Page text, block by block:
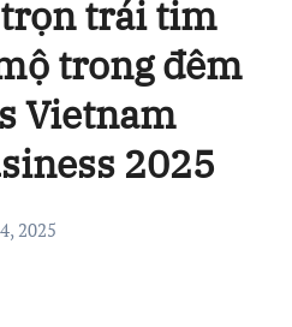
trái tim
trong đêm
Vietnam
2025
2025